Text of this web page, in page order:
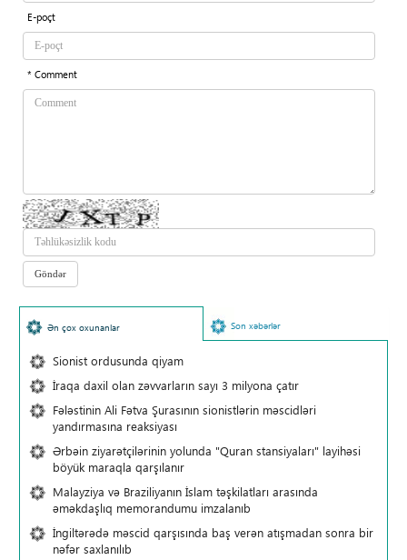
E-poçt
* Comment
Ən çox oxunanlar Son xəbərlər
Sionist ordusunda qiyam
İraqa daxil olan zəvvarların sayı 3 milyona çatır
Fələstinin Ali Fətva Şurasının sionistlərin məscidləri
yandırmasına reaksiyası
Ərbəin ziyarətçilərinin yolunda "Quran stansiyaları" layihəsi
böyük maraqla qarşılanır
Malayziya və Braziliyanın İslam təşkilatları arasında
əməkdaşlıq memorandumu imzalanıb
İngiltərədə məscid qarşısında baş verən atışmadan sonra bir
nəfər saxlanılıb